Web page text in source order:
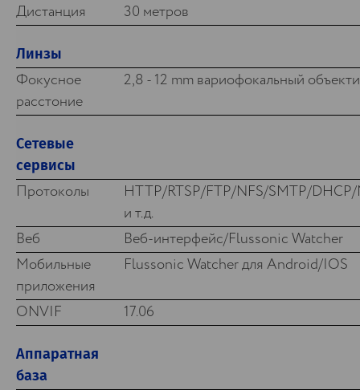
Дистанция
30 метров
Линзы
Фокусное
расстоние
2,8 - 12 mm вариофокальный
Сетевые
сервисы
Протоколы
HTTP/RTSP/FTP/NFS/SMTP/
и т.д.
Веб
Веб-интерфейс/Flussonic Watcher
Мобильные
приложения
Flussonic Watcher для Android/IOS
ONVIF 17.06
Аппаратная
база